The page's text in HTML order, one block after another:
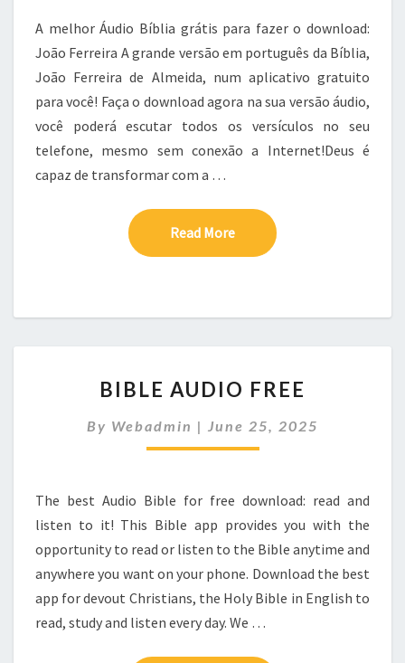
A melhor Áudio Bíblia grátis para fazer o download:
João Ferreira A grande versão em português da Bíblia,
João Ferreira de Almeida, num aplicativo gratuito
para você! Faça o download agora na sua versão áudio,
você poderá escutar todos os versículos no seu
telefone, mesmo sem conexão a Internet!Deus é
capaz de transformar com a …
Read MoreRead More
AUDIO
BIBLE AUDIO FREE
By Webadmin | June 25, 2025
The best Audio Bible for free download: read and
listen to it! This Bible app provides you with the
opportunity to read or listen to the Bible anytime and
anywhere you want on your phone. Download the best
app for devout Christians, the Holy Bible in English to
read, study and listen every day. We …